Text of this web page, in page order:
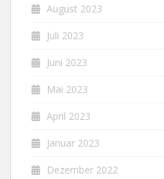
August 2023
Juli 2023
Juni 2023
Mai 2023
April 2023
Januar 2023
Dezember 2022